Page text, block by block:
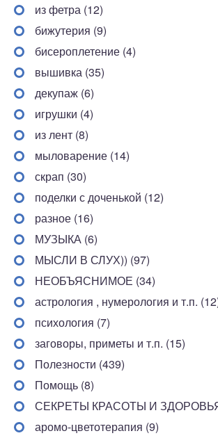
из фетра (12)
бижутерия (9)
бисероплетение (4)
вышивка (35)
декупаж (6)
игрушки (4)
из лент (8)
мыловарение (14)
скрап (30)
поделки с доченькой (12)
разное (16)
МУЗЫКА (6)
МЫСЛИ В СЛУХ)) (97)
НЕОБЪЯСНИМОЕ (34)
астрология , нумерология и т.п.
психология (7)
заговоры, приметы и т.п. (15)
Полезности (439)
Помощь (8)
СЕКРЕТЫ КРАСОТЫ И
аромо-цветотерапия (9)